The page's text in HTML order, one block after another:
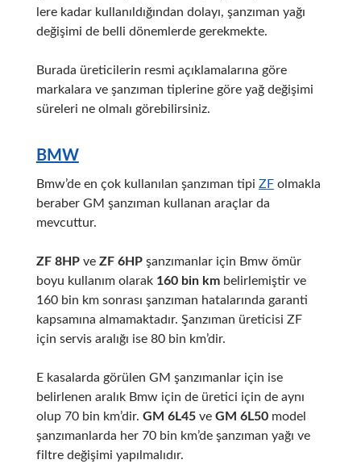
lere kadar kullanıldığından dolayı, şanzıman yağı
değişimi de belli dönemlerde gerekmekte.
Burada üreticilerin resmi açıklamalarına göre
markalara ve şanzıman tiplerine göre yağ değişimi
süreleri ne olmalı görebilirsiniz.
BMW
Bmw’de en çok kullanılan şanzıman tipi ZFolmakla
beraber GM şanzıman kullanan araçlar da
mevcuttur.
ZF 8HPve ZF 6HPşanzımanlar için Bmw ömür
boyu kullanım olarak 160 bin kmbelirlemiştir ve
160 bin km sonrası şanzıman hatalarında garanti
kapsamına almamaktadır. Şanzıman üreticisi ZF
için servis aralığı ise 80 bin km’dir.
E kasalarda görülen GM şanzımanlar için ise
belirlenen aralık Bmw için de üretici için de aynı
olup 70 bin km’dir. GM 6L45ve GM 6L50model
şanzımanlarda her 70 bin km’de şanzıman yağı ve
filtre değişimi yapılmalıdır.